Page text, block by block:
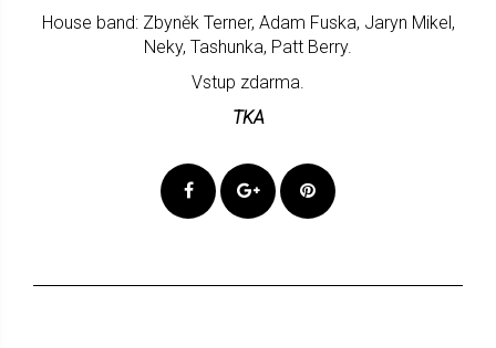
House band: Zbyněk Terner, Adam Fuska, Jaryn Mikel,
Neky, Tashunka, Patt Berry.
Vstup zdarma.
TKA